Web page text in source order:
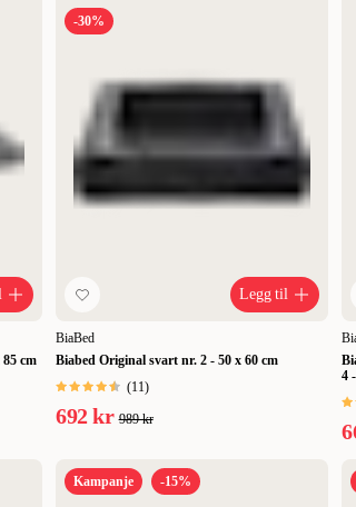
cm
-30%
Legg til
BiaBed
Biabed Original svart nr. 2 - 50 x 60 cm
(11)
692 kr 989 kr
4
Kampanje -15%